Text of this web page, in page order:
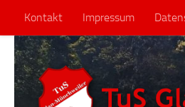
Zum Inhalt springen
Kontakt Impressum